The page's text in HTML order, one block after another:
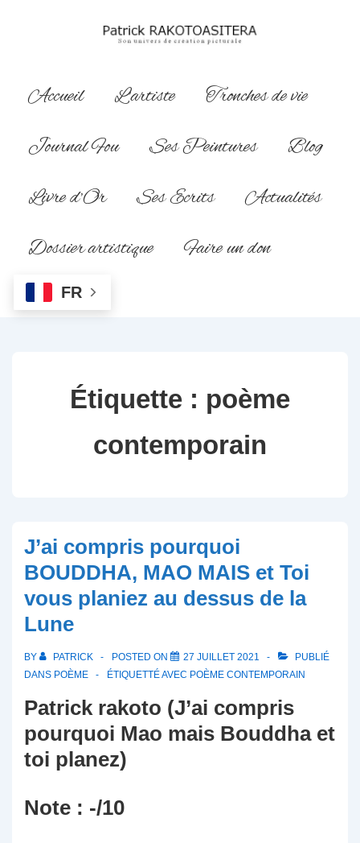
principal
Navigation
Accueil L’artiste
Tronches de vie
Journal Fou
Ses Peintures
Blog
Livre d’Or
Ses Ecrits
Actualités
Dossier artistique
Faire un don
FR
Étiquette : poème
contemporain
J’ai compris pourquoi
BOUDDHA, MAO MAIS et Toi
vous planiez au dessus de la
Lune
BY PATRICK POSTED ON 27 JUILLET 2021
PUBLIÉ
DANS POÈME ÉTIQUETTÉ AVEC POÈME CONTEMPORAIN
Patrick rakoto (J’ai compris
pourquoi Mao mais Bouddha et
toi planez)
Note : -/10